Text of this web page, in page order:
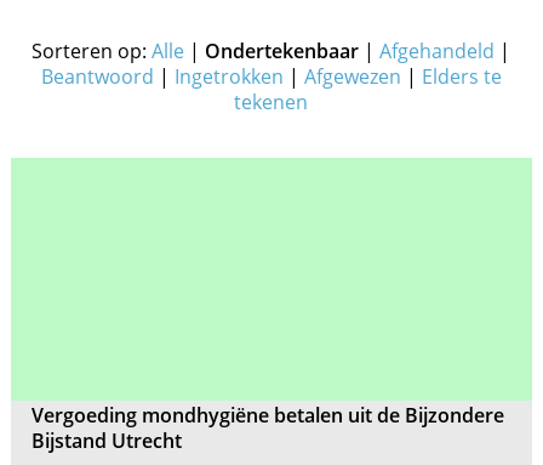
Sorteren op:Alle | Ondertekenbaar |Afgehandeld |
Beantwoord | Ingetrokken | Afgewezen | Elders te
tekenen
Vergoeding mondhygiëne betalen uit de Bijzondere
Bijstand Utrecht